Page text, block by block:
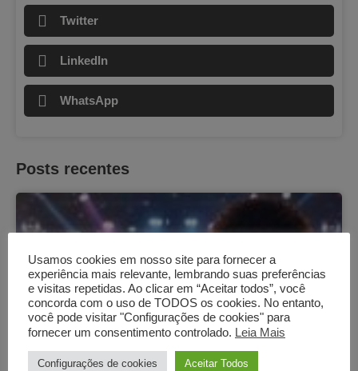
Twitter
LinkedIn
WhatsApp
Posts recentes
Usamos cookies em nosso site para fornecer a
experiência mais relevante, lembrando suas preferências
e visitas repetidas. Ao clicar em “Aceitar todos”, você
concorda com o uso de TODOS os cookies. No entanto,
você pode visitar "Configurações de cookies" para
fornecer um consentimento controlado. Leia Mais
Configurações de cookies Aceitar Todos